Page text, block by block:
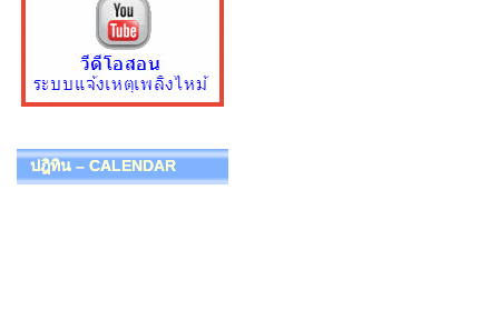
ปฎิทิน – CALENDAR